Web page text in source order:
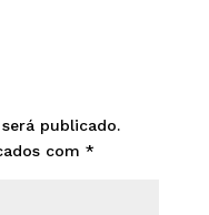
publicado.
com *